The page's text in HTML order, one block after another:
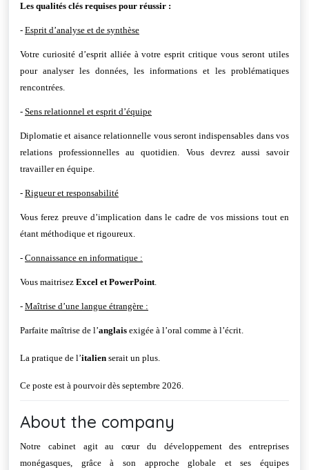
Les qualités clés requises pour réussir :
- Esprit d’analyse et de synthèse
Votre curiosité d’esprit alliée à votre esprit critique vous seront utiles
pour analyser les données, les informations et les problématiques
rencontrées.
- Sens relationnel et esprit d’équipe
Diplomatie et aisance relationnelle vous seront indispensables dans vos
relations professionnelles au quotidien. Vous devrez aussi savoir
travailler en équipe.
- Rigueur et responsabilité
Vous ferez preuve d’implication dans le cadre de vos missions tout en
étant méthodique et rigoureux.
- Connaissance en informatique :
Vous maitrisez Excel et PowerPoint.
- Maîtrise d’une langue étrangère :
Parfaite maîtrise de l’anglais exigée à l’oral comme à l’écrit.
La pratique de l’italien serait un plus.
Ce poste est à pourvoir dès septembre 2026.
About the company
Notre cabinet agit au cœur du développement des entreprises
monégasques, grâce à son approche globale et ses équipes